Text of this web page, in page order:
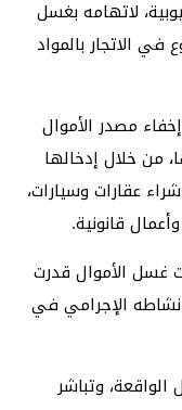
لاتهامه بغسل
الاتجار بالمواد
مصدر الأموال
من خلال إدخالها
عقارات وسيارات،
قانونية.
غسل الأموال قدرت
نشاطه الإجرامي في
الواقعة، وتباشر